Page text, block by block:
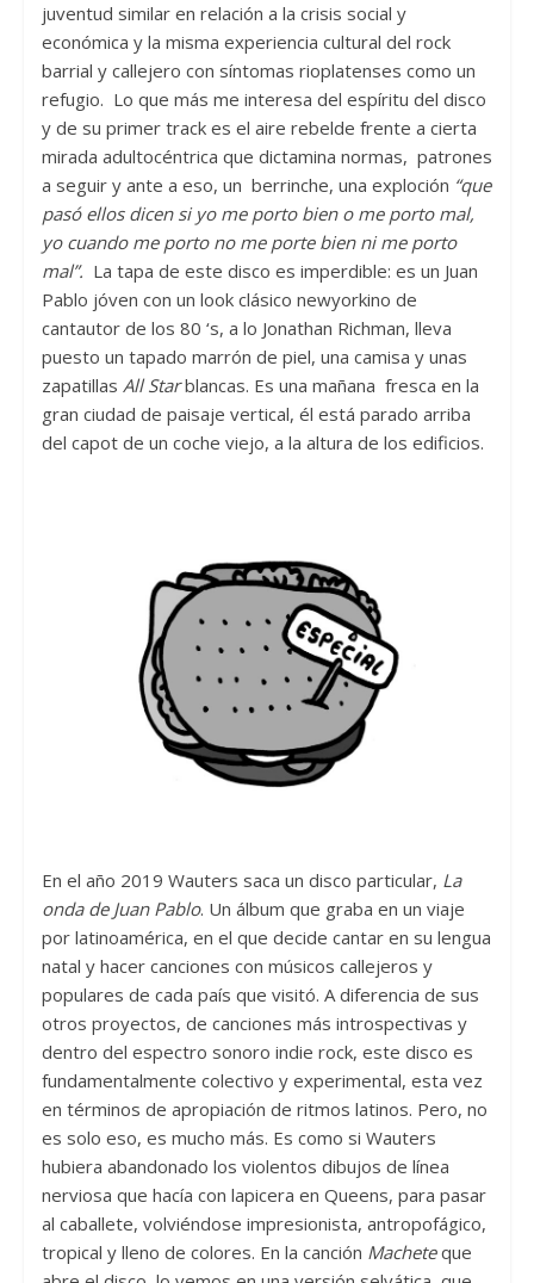
juventud similar en relación a la crisis social y
económica y la misma experiencia cultural del rock
barrial y callejero con síntomas rioplatenses como un
refugio. Lo que más me interesa del espíritu del disco
y de su primer track es el aire rebelde frente a cierta
mirada adultocéntrica que dictamina normas, patrones
a seguir y ante a eso, un berrinche, una exploción “que
pasó ellos dicen si yo me porto bien o me porto mal,
yo cuando me porto no me porte bien ni me porto
mal”. La tapa de este disco es imperdible: es un Juan
Pablo jóven con un look clásico newyorkino de
cantautor de los 80 ‘s, a lo Jonathan Richman, lleva
puesto un tapado marrón de piel, una camisa y unas
zapatillas All Starblancas. Es una mañana fresca en la
gran ciudad de paisaje vertical, él está parado arriba
del capot de un coche viejo, a la altura de los edificios.
En el año 2019 Wauters saca un disco particular, La
onda de Juan Pablo. Un álbum que graba en un viaje
por latinoamérica, en el que decide cantar en su lengua
natal y hacer canciones con músicos callejeros y
populares de cada país que visitó. A diferencia de sus
otros proyectos, de canciones más introspectivas y
dentro del espectro sonoro indie rock, este disco es
fundamentalmente colectivo y experimental, esta vez
en términos de apropiación de ritmos latinos. Pero, no
es solo eso, es mucho más. Es como si Wauters
hubiera abandonado los violentos dibujos de línea
nerviosa que hacía con lapicera en Queens, para pasar
al caballete, volviéndose impresionista, antropofágico,
tropical y lleno de colores. En la canción Macheteque